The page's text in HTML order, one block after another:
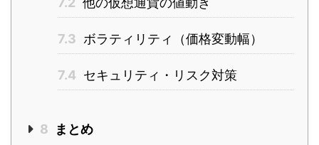
7.3 ボラティリティ（価格変動幅）
7.4 セキュリティ・リスク対策
8 まとめ